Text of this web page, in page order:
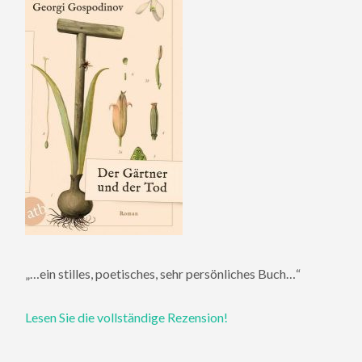
„…ein stilles, poetisches, sehr persönliches Buch…“
Lesen Sie die vollständige Rezension!